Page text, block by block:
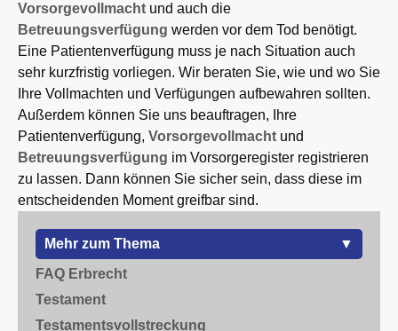
Vorsorgevollmacht und auch die
Betreuungsverfügung werden vor dem Tod benötigt.
Eine Patientenverfügung muss je nach Situation auch
sehr kurzfristig vorliegen. Wir beraten Sie, wie und wo Sie
Ihre Vollmachten und Verfügungen aufbewahren sollten.
Außerdem können Sie uns beauftragen, Ihre
Patientenverfügung, Vorsorgevollmacht und
Betreuungsverfügung im Vorsorgeregister registrieren
zu lassen. Dann können Sie sicher sein, dass diese im
entscheidenden Moment greifbar sind.
zum Thema
FAQ Erbrecht
Testament
Testamentsvollstreckung